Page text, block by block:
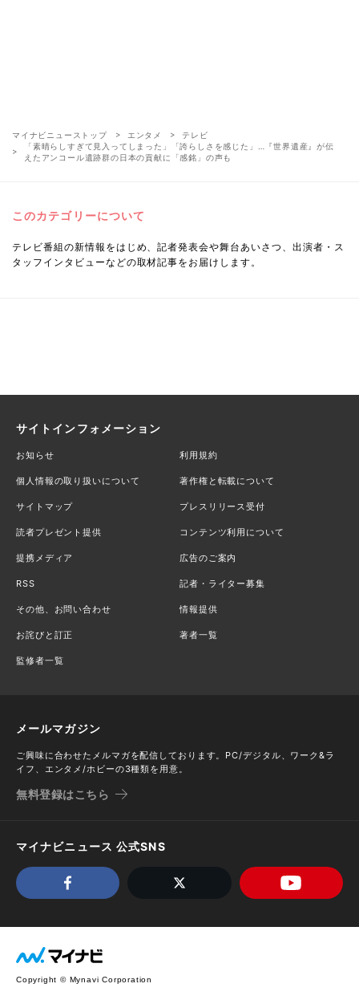
マイナビニューストップ エンタメ
テレビ
「素晴らしすぎて見入ってしまった」「誇らしさを感じた」…『世界遺産』が伝
えたアンコール遺跡群の日本の貢献に「感銘」の声も
このカテゴリーについて
テレビ番組の新情報をはじめ、記者発表会や舞台あいさつ、出演者・ス
タッフインタビューなどの取材記事をお届けします。
サイトインフォメーション
お知らせ 利用規約
個人情報の取り扱いについて 著作権と転載について
サイトマップ プレスリリース受付
読者プレゼント提供 コンテンツ利用について
提携メディア 広告のご案内
RSS 記者・ライター募集
その他、お問い合わせ 情報提供
お詫びと訂正 著者一覧
監修者一覧
メールマガジン
ご興味に合わせたメルマガを配信しております。PC/デジタル、ワーク&ラ
イフ、エンタメ/ホビーの3種類を用意。
無料登録はこちら
マイナビニュース 公式SNS
Copyright © Mynavi Corporation